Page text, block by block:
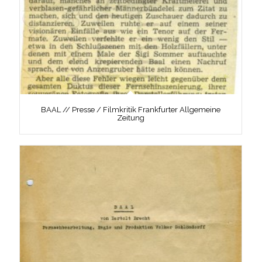
BAAL // Presse / Filmkritik Frankfurter Allgemeine
Zeitung